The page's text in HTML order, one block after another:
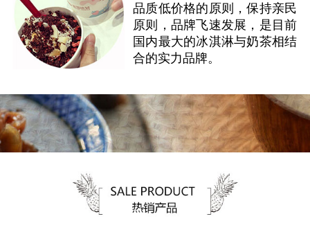
品质低价格的原则，保持亲民
原则，品牌飞速发展，是目前
国内最大的冰淇淋与奶茶相结
合的实力品牌。